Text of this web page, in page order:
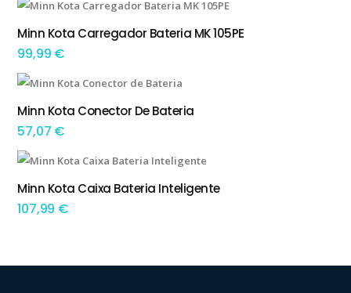
ADICIONAR
Minn Kota Carregador Bateria MK 105PE
99,99 €
ADICIONAR
Minn Kota Conector De Bateria
57,07 €
ADICIONAR
Minn Kota Caixa Bateria Inteligente
107,99 €